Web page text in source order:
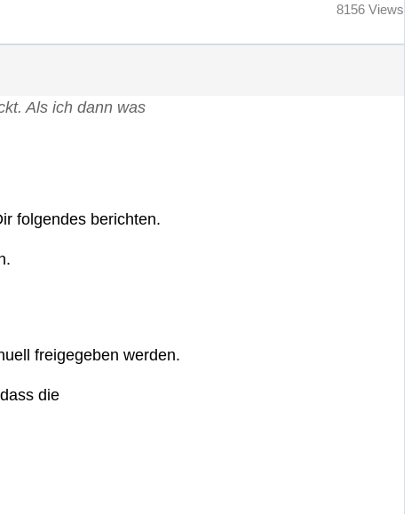
8156 Views
Als ich dann was
folgendes berichten.
freigegeben werden.
die